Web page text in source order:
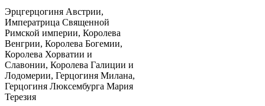
Эрцгерцогиня Австрии,
Императрица Священной
Римской империи, Королева
Венгрии, Королева Богемии,
Королева Хорватии и
Славонии, Королева Галиции и
Лодомерии, Герцогиня Милана,
Герцогиня Люксембурга Мария
Терезия